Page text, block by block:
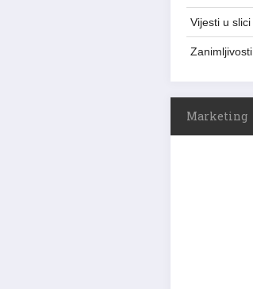
Vijesti u slici
Zanimljivosti
Marketing